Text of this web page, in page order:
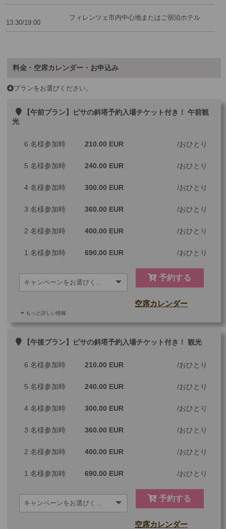
13:30/19:00
フィレンツェ市内中心地またはご宿泊ホテル
料金・空席カレンダー・お申込み
プランをお選びください。
【午前プラン】ピサの斜塔予約入場チケット付き！ 午前観
光
6 名様参加時 210.00 EUR おひとり
5 名様参加時 240.00 EUR おひとり
4 名様参加時 300.00 EUR おひとり
3 名様参加時 360.00 EUR おひとり
2 名様参加時 400.00 EUR おひとり
1 名様参加時 690.00 EUR おひとり
予約する
もっと詳しい情報
空席カレンダー
その他
最少催行人数
ツアーコード
【午後プラン】ピサの斜塔予約入場チケット付き！ 観光
6 名様参加時 210.00 EUR おひとり
5 名様参加時 240.00 EUR おひとり
4 名様参加時 300.00 EUR おひとり
3 名様参加時 360.00 EUR おひとり
2 名様参加時 400.00 EUR おひとり
1 名様参加時 690.00 EUR おひとり
予約する
空席カレンダー